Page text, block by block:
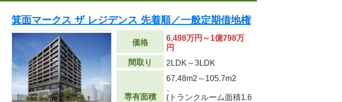
箕面マークス ザ レジデンス 先着順／一般定期借地権
価格
6,498万円～1億798万
円
間取り
2LDK～3LDK
専有面積
67.48m2 ～105.7m2
(トランクルーム面積1.6